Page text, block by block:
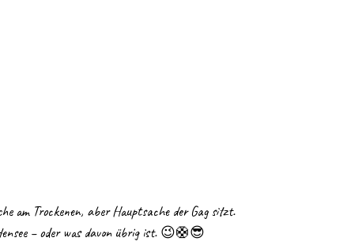
am Trockenen, aber Hauptsache der Gag sitzt.
– oder was davon übrig ist. 😉🛟😎